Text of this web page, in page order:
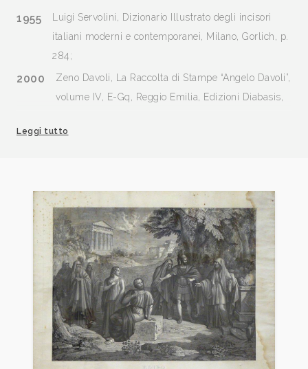
1955
Luigi Servolini, Dizionario Illustrato degli incisori
italiani moderni e contemporanei, Milano, Gorlich, p.
284;
2000
Zeno Davoli, La Raccolta di Stampe “Angelo Davoli”,
volume IV, E-Gq, Reggio Emilia, Edizioni Diabasis,
Leggi tutto